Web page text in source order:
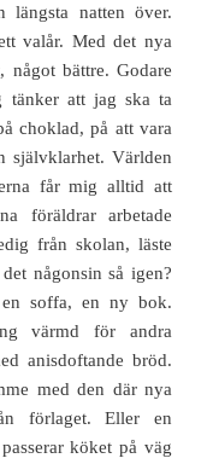
längsta natten över.
valår. Med det nya
bättre. Godare
tänker att jag ska ta
choklad, på att vara
självklarhet. Världen
får mig alltid att
föräldrar arbetade
från skolan, läste
någonsin så igen?
soffa, en ny bok.
värmd för andra
anisdoftande bröd.
med den där nya
förlaget. Eller en
köket på väg